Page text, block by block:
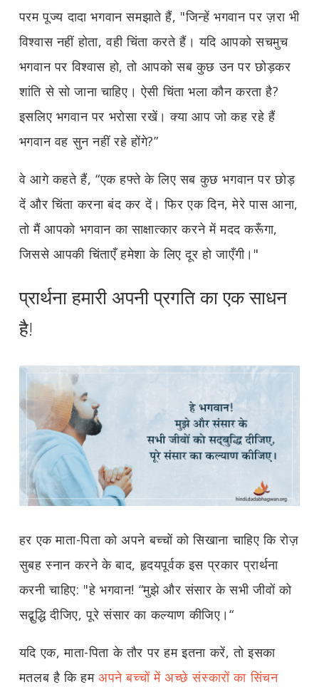
परम पूज्य दादा भगवान समझाते हैं, "जिन्हें भगवान पर ज़रा भी
विश्वास नहीं होता, वही चिंता करते हैं। यदि आपको सचमुच
भगवान पर विश्वास हो, तो आपको सब कुछ उन पर छोड़कर
शांति से सो जाना चाहिए। ऐसी चिंता भला कौन करता है?
इसलिए भगवान पर भरोसा रखें। क्या आप जो कह रहे हैं
भगवान वह सुन नहीं रहे होंगे?”
वे आगे कहते हैं, “एक हफ्ते के लिए सब कुछ भगवान पर छोड़
दें और चिंता करना बंद कर दें। फिर एक दिन, मेरे पास आना,
तो मैं आपको भगवान का साक्षात्कार करने में मदद करूँगा,
जिससे आपकी चिंताएँ हमेशा के लिए दूर हो जाएँगी।"
प्रार्थना हमारी अपनी प्रगति का एक साधन
है!
हर एक माता-पिता को अपने बच्चों को सिखाना चाहिए कि रोज़
सुबह स्नान करने के बाद, हृदयपूर्वक इस प्रकार प्रार्थना
करनी चाहिए: "हे भगवान! “मुझे और संसार के सभी जीवों को
सद्बुद्धि दीजिए, पूरे संसार का कल्याण कीजिए।“
यदि एक, माता-पिता के तौर पर हम इतना करें, तो इसका
मतलब है कि हमअपने बच्चों में अच्छे संस्कारों का सिंचन